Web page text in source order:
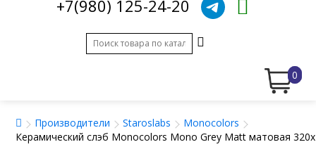
+7(980) 125-24-20
0
Производители Staroslabs
Monocolors
Керамический слэб Monocolors Mono Grey Matt матовая